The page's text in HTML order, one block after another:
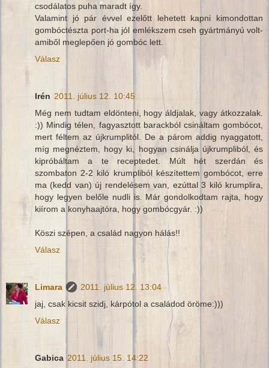
csodálatos puha maradt így.
Valamint jó pár évvel ezelőtt lehetett kapni kimondottan
gombóctészta port-ha jól emlékszem cseh gyártmányú volt-
amiből meglepően jó gombóc lett.
Válasz
Irén 2011. július 12. 10:45
Még nem tudtam eldönteni, hogy áldjalak, vagy átkozzalak.
:)) Mindig télen, fagyasztott barackból csináltam gombócot,
mert féltem az újkrumplitól. De a párom addig nyaggatott,
míg megnéztem, hogy ki, hogyan csinálja újkrumpliból, és
kipróbáltam a te receptedet. Múlt hét szerdán és
szombaton 2-2 kiló krumpliból készítettem gombócot, erre
ma (kedd van) új rendelésem van, ezúttal 3 kiló krumplira,
hogy legyen belőle nudli is. Már gondolkodtam rajta, hogy
kiírom a konyhaajtóra, hogy gombócgyár. :))
Köszi szépen, a család nagyon hálás!!
Válasz
Limara
2011. július 12. 13:04
jaj, csak kicsit szidj, kárpótol a családod öröme:)))
Válasz
Gabica 2011. július 15. 14:22